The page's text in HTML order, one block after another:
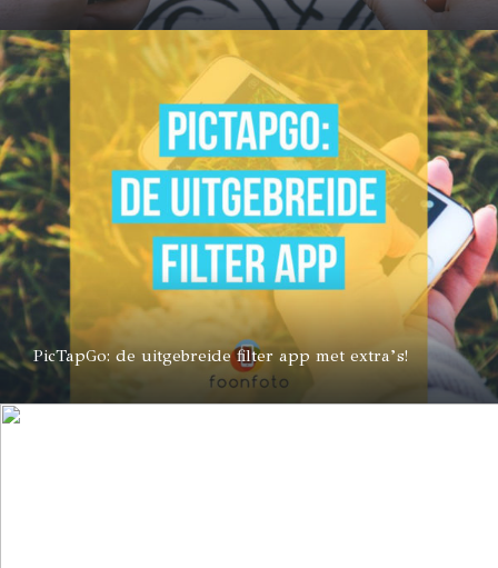
PicTapGo: de uitgebreide filter app met extra’s!